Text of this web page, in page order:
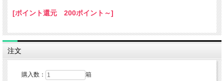
[ポイント還元 200ポイント～]
注文
購入数： 箱